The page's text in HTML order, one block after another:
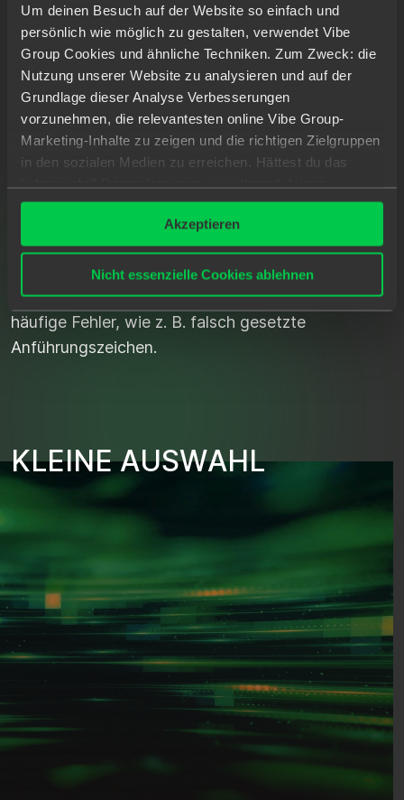
Um deinen Besuch auf der Website so einfach und
persönlich wie möglich zu gestalten, verwendet Vibe
Group Cookies und ähnliche Techniken. Zum Zweck: die
Nutzung unserer Website zu analysieren und auf der
Grundlage dieser Analyse Verbesserungen
vorzunehmen, die relevantesten online Vibe Group-
Marketing-Inhalte zu zeigen und die richtigen Zielgruppen
in den sozialen Medien zu erreichen. Hättest du das
lieber nicht? Dann platzieren wir während deines
Besuchs nur wesentliche und statistische Cookies.
Möchtest du mehr wissen? Klicke oben auf „Details“ oder
lies unserDatenschutzerklärung.
Akzeptieren
Nicht essenzielle Cookies ablehnen
5. JSON FORMATTER:
JSON-DATEIEN LESB
UND DEBUG-BAR MACH
JSON-Dateien können schwierig zu lesen sein,
einfach. Dieses Tool, das größtenteils Open-
Source ist, formatiert JavaScript Object Notation-
Dateien automatisch in lesbaren Code, sodass sie
leicht zu debuggen sind. Es korrigiert sogar
häufige Fehler, wie z. B. falsch gesetzte
Anführungszeichen.
KLEINE AUSWAHL